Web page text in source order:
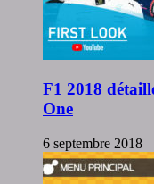
F1 2018
One
6 septembre 2018